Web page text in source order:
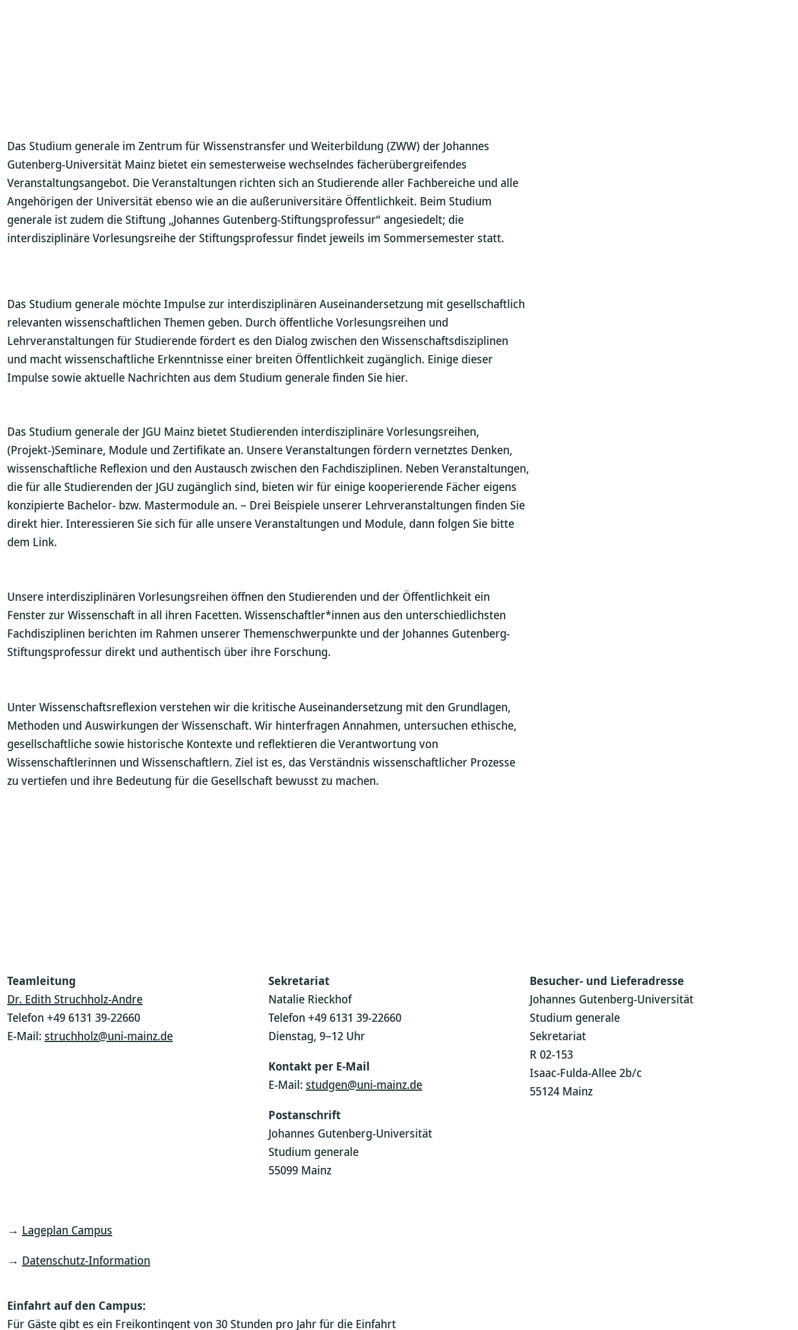
Das Studium generale im Zentrum für Wissenstransfer und Weiterbildung (ZWW) der Johannes
Gutenberg-Universität Mainz bietet ein semesterweise wechselndes fächerübergreifendes
Veranstaltungsangebot. Die Veranstaltungen richten sich an Studierende aller Fachbereiche und alle
Angehörigen der Universität ebenso wie an die außeruniversitäre Öffentlichkeit. Beim Studium
generale ist zudem die Stiftung „Johannes Gutenberg-Stiftungsprofessur“ angesiedelt; die
interdisziplinäre Vorlesungsreihe der Stiftungsprofessur findet jeweils im Sommersemester statt.
Das Studium generale möchte Impulse zur interdisziplinären Auseinandersetzung mit gesellschaftlich
relevanten wissenschaftlichen Themen geben. Durch öffentliche Vorlesungsreihen und
Lehrveranstaltungen für Studierende fördert es den Dialog zwischen den Wissenschaftsdisziplinen
und macht wissenschaftliche Erkenntnisse einer breiten Öffentlichkeit zugänglich. Einige dieser
Impulse sowie aktuelle Nachrichten aus dem Studium generale finden Sie hier.
Das Studium generale der JGU Mainz bietet Studierenden interdisziplinäre Vorlesungsreihen,
(Projekt-)Seminare, Module und Zertifikate an. Unsere Veranstaltungen fördern vernetztes Denken,
wissenschaftliche Reflexion und den Austausch zwischen den Fachdisziplinen. Neben Veranstaltungen,
die für alle Studierenden der JGU zugänglich sind, bieten wir für einige kooperierende Fächer eigens
konzipierte Bachelor- bzw. Mastermodule an. – Drei Beispiele unserer Lehrveranstaltungen finden Sie
direkt hier. Interessieren Sie sich für alle unsere Veranstaltungen und Module, dann folgen Sie bitte
dem Link.
Unsere interdisziplinären Vorlesungsreihen öffnen den Studierenden und der Öffentlichkeit ein
Fenster zur Wissenschaft in all ihren Facetten. Wissenschaftler*innen aus den unterschiedlichsten
Fachdisziplinen berichten im Rahmen unserer Themenschwerpunkte und der Johannes Gutenberg-
Stiftungsprofessur direkt und authentisch über ihre Forschung.
Unter Wissenschaftsreflexion verstehen wir die kritische Auseinandersetzung mit den Grundlagen,
Methoden und Auswirkungen der Wissenschaft. Wir hinterfragen Annahmen, untersuchen ethische,
gesellschaftliche sowie historische Kontexte und reflektieren die Verantwortung von
Wissenschaftlerinnen und Wissenschaftlern. Ziel ist es, das Verständnis wissenschaftlicher Prozesse
zu vertiefen und ihre Bedeutung für die Gesellschaft bewusst zu machen.
Teamleitung
Dr. Edith Struchholz-Andre
Telefon +49 6131 39-22660
E-Mail: struchholz@uni-mainz.de
Sekretariat
Natalie Rieckhof
Telefon +49 6131 39-22660
Dienstag, 9–12 Uhr
Kontakt per E-Mail
E-Mail: studgen@uni-mainz.de
Postanschrift
Johannes Gutenberg-Universität
Studium generale
55099 Mainz
Besucher- und Lieferadresse
Johannes Gutenberg-Universität
Studium generale
Sekretariat
R 02-153
Isaac-Fulda-Allee 2b/c
55124 Mainz
→ Lageplan Campus
→ Datenschutz-Information
Einfahrt auf den Campus:
Für Gäste gibt es ein Freikontingent von 30 Stunden pro Jahr für die Einfahrt